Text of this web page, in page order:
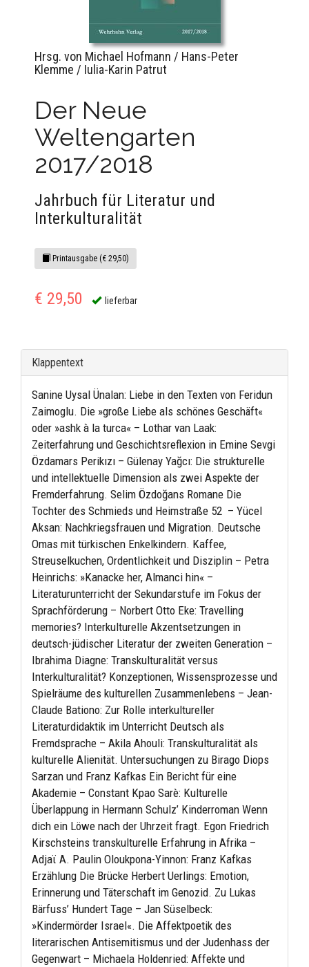
Hrsg. von Michael Hofmann / Hans-Peter
Klemme / Iulia-Karin Patrut
Der Neue
Weltengarten
2017/2018
Jahrbuch für Literatur und
Interkulturalität
Printausgabe (€ 29,50)
€ 29,50 lieferbar
Klappentext
Sanine Uysal Ünalan: Liebe in den Texten von Feridun
Zaimoglu. Die »große Liebe als schönes Geschäft«
oder »ashk à la turca« – Lothar van Laak:
Zeiterfahrung und Geschichtsreflexion in Emine Sevgi
Özdamars Perikızı – Gülenay Yağcı: Die strukturelle
und intellektuelle Dimension als zwei Aspekte der
Fremderfahrung. Selim Özdoğans Romane Die
Tochter des Schmieds und Heimstraße 52 – Yücel
Aksan: Nachkriegsfrauen und Migration. Deutsche
Omas mit türkischen Enkelkindern. Kaffee,
Streuselkuchen, Ordentlichkeit und Disziplin – Petra
Heinrichs: »Kanacke her, Almanci hin« –
Literaturunterricht der Sekundarstufe im Fokus der
Sprachförderung – Norbert Otto Eke: Travelling
memories? Interkulturelle Akzentsetzungen in
deutsch-jüdischer Literatur der zweiten Generation –
Ibrahima Diagne: Transkulturalität versus
Interkulturalität? Konzeptionen, Wissensprozesse und
Spielräume des kulturellen Zusammenlebens – Jean-
Claude Bationo: Zur Rolle interkultureller
Literaturdidaktik im Unterricht Deutsch als
Fremdsprache – Akila Ahouli: Transkulturalität als
kulturelle Alienität. Untersuchungen zu Birago Diops
Sarzan und Franz Kafkas Ein Bericht für eine
Akademie – Constant Kpao Sarè: Kulturelle
Überlappung in Hermann Schulz’ Kinderroman Wenn
dich ein Löwe nach der Uhrzeit fragt. Egon Friedrich
Kirschsteins transkulturelle Erfahrung in Afrika –
Adjaϊ A. Paulin Oloukpona-Yinnon: Franz Kafkas
Erzählung Die Brücke Herbert Uerlings: Emotion,
Erinnerung und Täterschaft im Genozid. Zu Lukas
Bärfuss’ Hundert Tage – Jan Süselbeck:
»Kindermörder Israel«. Die Affektpoetik des
literarischen Antisemitismus und der Judenhass der
Gegenwart – Michaela Holdenried: Affekte und